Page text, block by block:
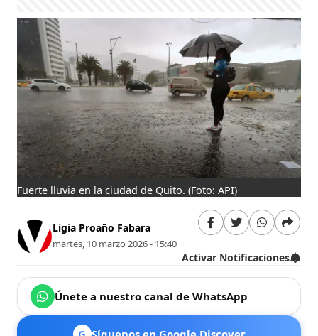
Fuerte lluvia en la ciudad de Quito. (Foto: API)
Ligia Proaño Fabara
martes, 10 marzo 2026 - 15:40
Activar Notificaciones
Únete a nuestro canal de WhatsApp